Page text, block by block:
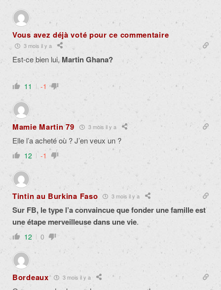
Vous avez déjà voté pour ce commentaire
3 mois il y a
Est-ce bien lui,Martin Ghana?
11 -1
Mamie Martin 79 3 mois il y a
Elle l’a acheté où ? J’en veux un ?
12 -1
Tintin au Burkina Faso 3 mois il y a
Sur FB, le type l’a convaincue que fonder une famille est
une étape merveilleuse dans une vie.
12 0
Bordeaux 3 mois il y a